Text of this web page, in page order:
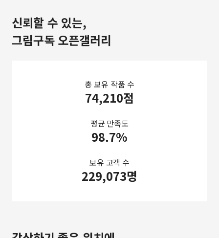
신뢰할 수 있는,
그림구독 오픈갤러리
총 보유 작품 수
74,210점
평균 만족도
98.7%
보유 고객 수
229,073명